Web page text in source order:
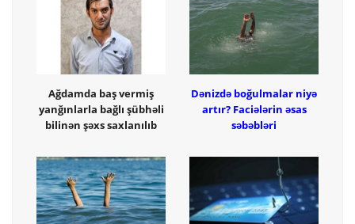
Ağdamda baş vermiş
yanğınlarla bağlı şübhəli
bilinən şəxs saxlanılıb
Dənizdə boğulmalar niyə
artır? Faciələrin əsas
səbəbləri